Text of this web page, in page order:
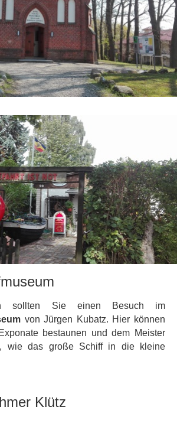
sollten Sie einen Besuch im
von Jürgen Kubatz. Hier können
bestaunen und dem Meister
wie das große Schiff in die kleine
Klütz